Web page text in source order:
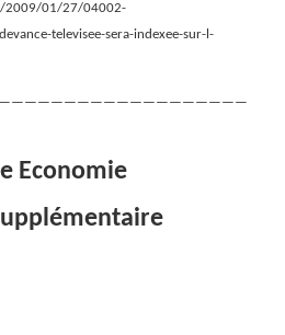
2009/01/27/04002-
televisee-sera-indexee-sur-l-
Economie